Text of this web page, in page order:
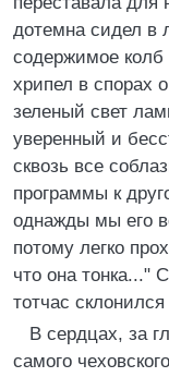
дотемна сидел в
содержимое колб
хрипел в спорах
зеленый свет
уверенный и
сквозь все
программы к
однажды мы его
потому легко
что она тонка..."
тотчас
В сердцах, за
самого